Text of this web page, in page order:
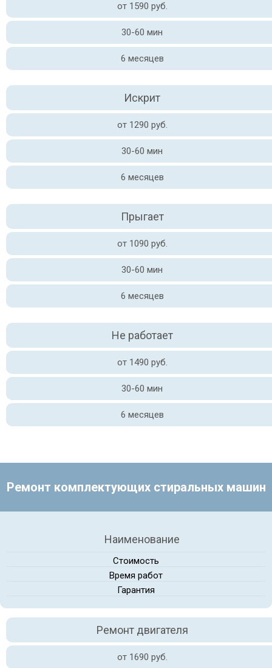
от 1590 руб.
30-60 мин
6 месяцев
Искрит
от 1290 руб.
30-60 мин
6 месяцев
Прыгает
от 1090 руб.
30-60 мин
6 месяцев
Не работает
от 1490 руб.
30-60 мин
6 месяцев
Ремонт комплектующих стиральных машин
Наименование
Стоимость
Время работ
Гарантия
Ремонт двигателя
от 1690 руб.